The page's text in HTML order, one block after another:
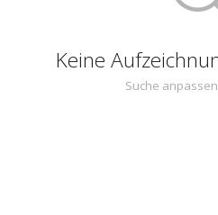
Keine
Suche